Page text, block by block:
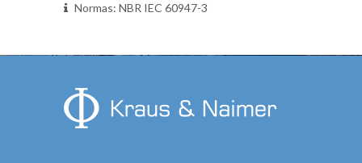
Normas: NBR IEC 60947-3